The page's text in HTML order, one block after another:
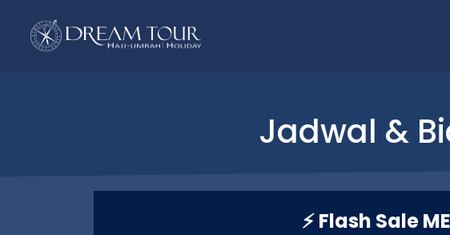
Jadwal &
⚡ Flash Sale